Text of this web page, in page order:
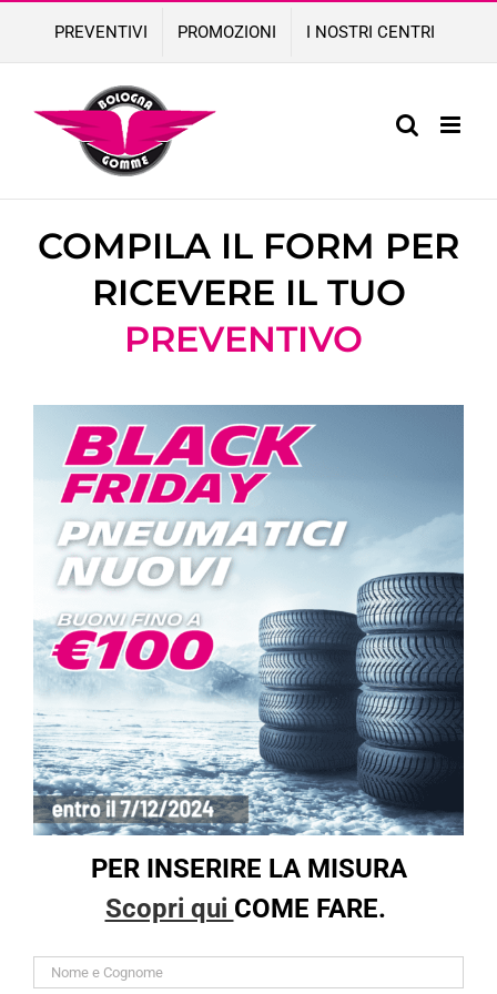
content
PREVENTIVI PROMOZIONI I NOSTRI CENTRI
COMPILA IL FORM PER
RICEVERE IL TUO
PREVENTIVO
PER INSERIRE LA MISURA
Scopri qui COME FARE.